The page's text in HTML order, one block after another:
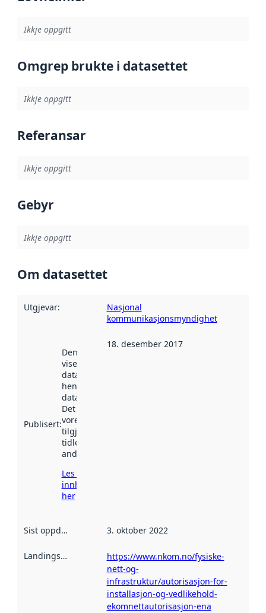
Ikkje oppgitt
Omgrep brukte i datasettet
Ikkje oppgitt
Referansar
Ikkje oppgitt
Gebyr
Ikkje oppgitt
Om datasettet
Utgjevar:
Nasjonal
kommunikasjonsmyndighet
Publisert:
Denne datoen
viser når
datasettet vart
henta inn av
data.norge.no.
Det kan ha
vore
tilgjengeleg
tidlegare
andre stader.
Les meir om
innhenting
her
18. desember 2017
Sist oppdatert 3. oktober 2022
Landingsside
https://www.nkom.no/fysiske-
nett-og-
infrastruktur/autorisasjon-for-
installasjon-og-vedlikehold-
ekomnettautorisasjon-ena